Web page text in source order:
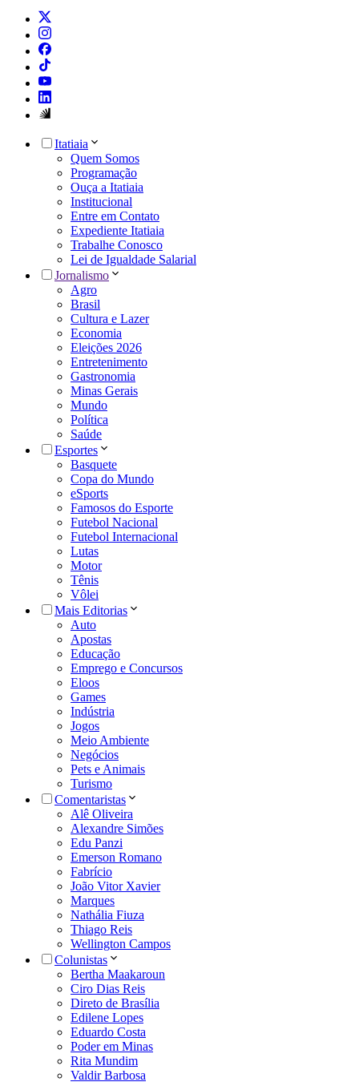
Itatiaia
Quem Somos
Programação
Ouça a Itatiaia
Institucional
Entre em Contato
Expediente Itatiaia
Trabalhe Conosco
Lei de Igualdade Salarial
Jornalismo
Agro
Brasil
Cultura e Lazer
Economia
Eleições 2026
Entretenimento
Gastronomia
Minas Gerais
Mundo
Política
Saúde
Esportes
Basquete
Copa do Mundo
eSports
Famosos do Esporte
Futebol Nacional
Futebol Internacional
Lutas
Motor
Tênis
Vôlei
Mais Editorias
Auto
Apostas
Educação
Emprego e Concursos
Eloos
Games
Indústria
Jogos
Meio Ambiente
Negócios
Pets e Animais
Turismo
Comentaristas
Alê Oliveira
Alexandre Simões
Edu Panzi
Emerson Romano
Fabrício
João Vitor Xavier
Marques
Nathália Fiuza
Thiago Reis
Wellington Campos
Colunistas
Bertha Maakaroun
Ciro Dias Reis
Direto de Brasília
Edilene Lopes
Eduardo Costa
Poder em Minas
Rita Mundim
Valdir Barbosa